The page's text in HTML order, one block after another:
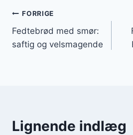
Indlægsnavigation
FORRIGE
Fedtebrød med smør:
saftig og velsmagende
Lignende indlæg